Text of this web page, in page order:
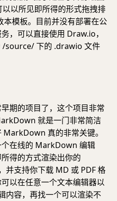
以以所见即所得的形式拖拽排
本模板。目前并没有部署在公
，可以直接使用 Draw.io，
/source/ 下的 .drawio 文件
期的项目了，这个项目非常
就是一门非常简洁
真的非常关键。
在线的 MarkDown 编辑
得的方式渲染出你的
支持你下载 MD 或 PDF 格
以在任意一个文本编辑器以
内容，再找一个可以渲染不